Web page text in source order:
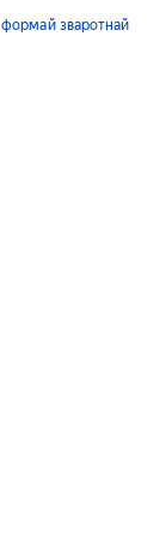
формай зваротнай